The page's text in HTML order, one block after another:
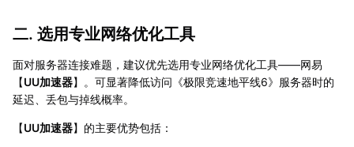
二. 选用专业网络优化工具
面对服务器连接难题，建议优先选用专业网络优化工具——网易
【UU加速器】。可显著降低访问《极限竞速地平线6》服务器时的
延迟、丢包与掉线概率。
【UU加速器】的主要优势包括：